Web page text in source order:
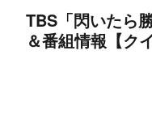
TBS「閃いたら
＆番組情報【ク